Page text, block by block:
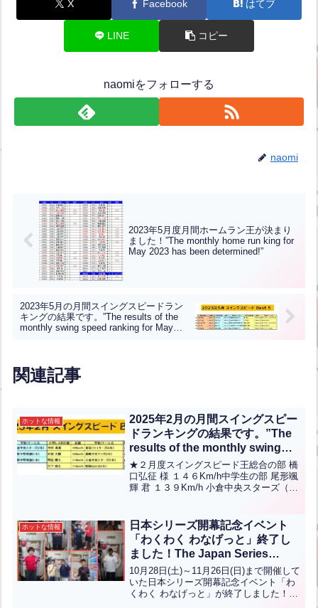
X Facebook はてブ
LINE コピー
naomiをフォローする
naomi
2023年5月度月間ホームラン王が決まり
ました！”The monthly home run king for
May 2023 has been determined!”
2023年5月の月間スイングスピードラン
キングの結果です。”The results of the
monthly swing speed ranking for May
関連記事
ホットな情報
2025年2月の月間スイングスピー
ドランキングの結果です。”The
results of the monthly swing
speed ranking for February
2025 are as follows.”【ENG
CHT KOR JPN】
★２月度スイングスピード王総合の部 橋
口弘征 様 １４６Km/h中学生の部 尾形颯
輝 君 １３９Km/h 小倉中央スターズ（２
／女性の部 宮脇有希 君 １１１...全文は
クリック
ホットな情報
日本シリーズ開幕記念イベント
「わくわく わなげっと」終了し
ました！The Japan Series
Opening Commemorative
Event ‘Wakuwaku Wanagetto’
has concluded!(英中翻訳)
10月28日(土)～11月26日(日)まで開催して
いた日本シリーズ開幕記念イベント「わ
くわく わなげっと」が終了しました！た